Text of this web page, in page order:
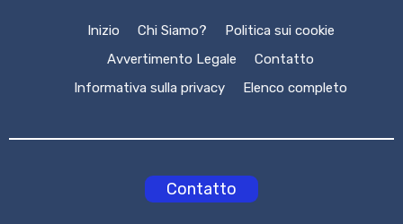
Inizio Chi Siamo?
Politica sui cookie
Avvertimento Legale
Contatto
Informativa sulla privacy
Elenco completo
Contatto